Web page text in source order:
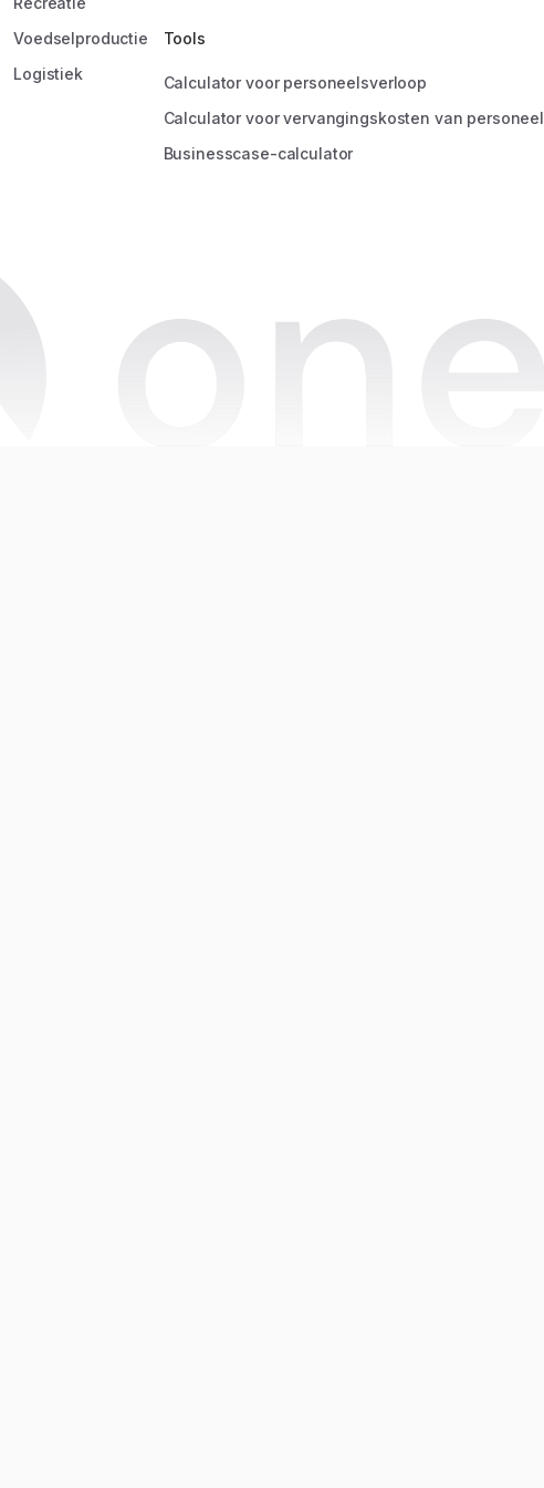
Voedselproductie
Logistiek
Tools
Calculator voor personeelsverloop
Calculator voor vervangingskosten van personeel
Businesscase-calculator